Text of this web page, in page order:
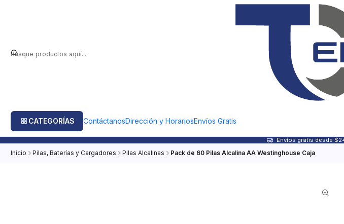
CATEGORÍAS ContáctanosDirección y HorariosEnvíos Gratis
Envíos gratis desde
Inicio Pilas, Baterías y Cargadores Pilas Alcalinas Pack de 60 Pilas Alcalina AA Westinghouse Caja